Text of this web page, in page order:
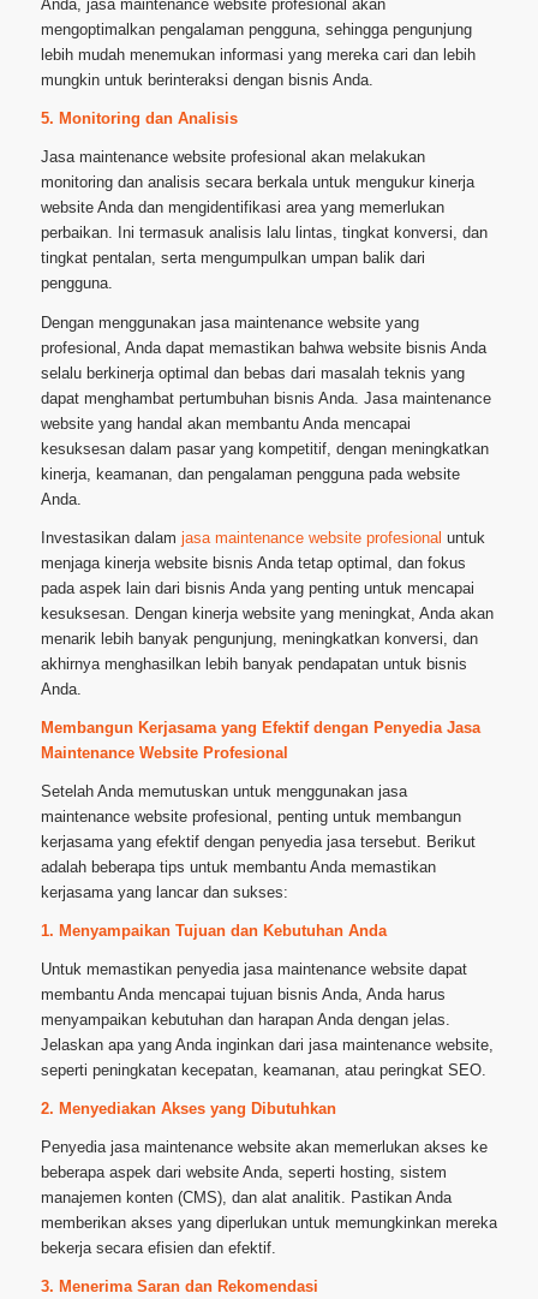
Anda, jasa maintenance website profesional akan
mengoptimalkan pengalaman pengguna, sehingga pengunjung
lebih mudah menemukan informasi yang mereka cari dan lebih
mungkin untuk berinteraksi dengan bisnis Anda.
5. Monitoring dan Analisis
Jasa maintenance website profesional akan melakukan
monitoring dan analisis secara berkala untuk mengukur kinerja
website Anda dan mengidentifikasi area yang memerlukan
perbaikan. Ini termasuk analisis lalu lintas, tingkat konversi, dan
tingkat pentalan, serta mengumpulkan umpan balik dari
pengguna.
Dengan menggunakan jasa maintenance website yang
profesional, Anda dapat memastikan bahwa website bisnis Anda
selalu berkinerja optimal dan bebas dari masalah teknis yang
dapat menghambat pertumbuhan bisnis Anda. Jasa maintenance
website yang handal akan membantu Anda mencapai
kesuksesan dalam pasar yang kompetitif, dengan meningkatkan
kinerja, keamanan, dan pengalaman pengguna pada website
Anda.
Investasikan dalam jasa maintenance website profesional untuk
menjaga kinerja website bisnis Anda tetap optimal, dan fokus
pada aspek lain dari bisnis Anda yang penting untuk mencapai
kesuksesan. Dengan kinerja website yang meningkat, Anda akan
menarik lebih banyak pengunjung, meningkatkan konversi, dan
akhirnya menghasilkan lebih banyak pendapatan untuk bisnis
Anda.
Membangun Kerjasama yang Efektif dengan Penyedia Jasa
Maintenance Website Profesional
Setelah Anda memutuskan untuk menggunakan jasa
maintenance website profesional, penting untuk membangun
kerjasama yang efektif dengan penyedia jasa tersebut. Berikut
adalah beberapa tips untuk membantu Anda memastikan
kerjasama yang lancar dan sukses:
1. Menyampaikan Tujuan dan Kebutuhan Anda
Untuk memastikan penyedia jasa maintenance website dapat
membantu Anda mencapai tujuan bisnis Anda, Anda harus
menyampaikan kebutuhan dan harapan Anda dengan jelas.
Jelaskan apa yang Anda inginkan dari jasa maintenance website,
seperti peningkatan kecepatan, keamanan, atau peringkat SEO.
2. Menyediakan Akses yang Dibutuhkan
Penyedia jasa maintenance website akan memerlukan akses ke
beberapa aspek dari website Anda, seperti hosting, sistem
manajemen konten (CMS), dan alat analitik. Pastikan Anda
memberikan akses yang diperlukan untuk memungkinkan mereka
bekerja secara efisien dan efektif.
3. Menerima Saran dan Rekomendasi